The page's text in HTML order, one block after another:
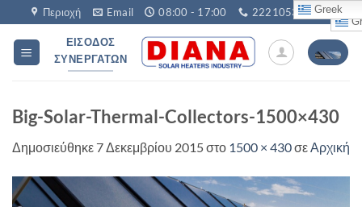
Μετάβαση
στο
περιεχόμενο
Περιοχή Email 08:00 - 17:00 2221053760
ΕΊΣΟΔΟΣ
ΣΥΝΕΡΓΑΤΏΝ
Big-Solar-Thermal-Collectors-1500×430
Δημοσιεύθηκε 7 Δεκεμβρίου 2015στο 1500 × 430σεΑρχική
Greek